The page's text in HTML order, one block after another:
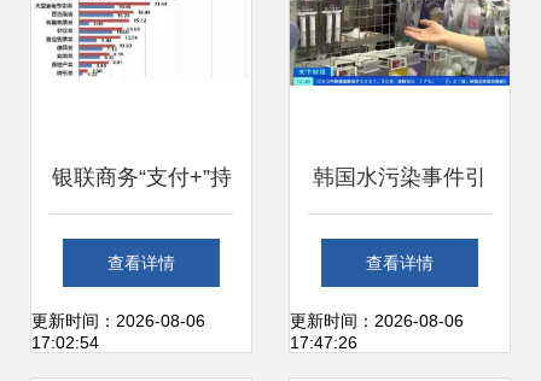
银联商务“支付+”持
续发力，助力上海
互联网销售在疫情
查看详情
更新时间：2026-08-06
17:02:54
韩国水污染事件引
发恐慌，净水设备
在华销量飙升
查看详情
更新时间：2026-08-06
17:47:26